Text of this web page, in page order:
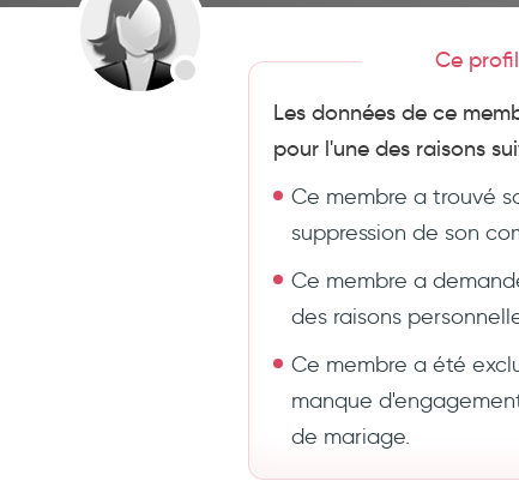
Ce
Les données de ce
pour l'une des raisons
Ce membre a trouvé
suppression de son
Ce membre a
des raisons
Ce membre a été
manque
de mariage.